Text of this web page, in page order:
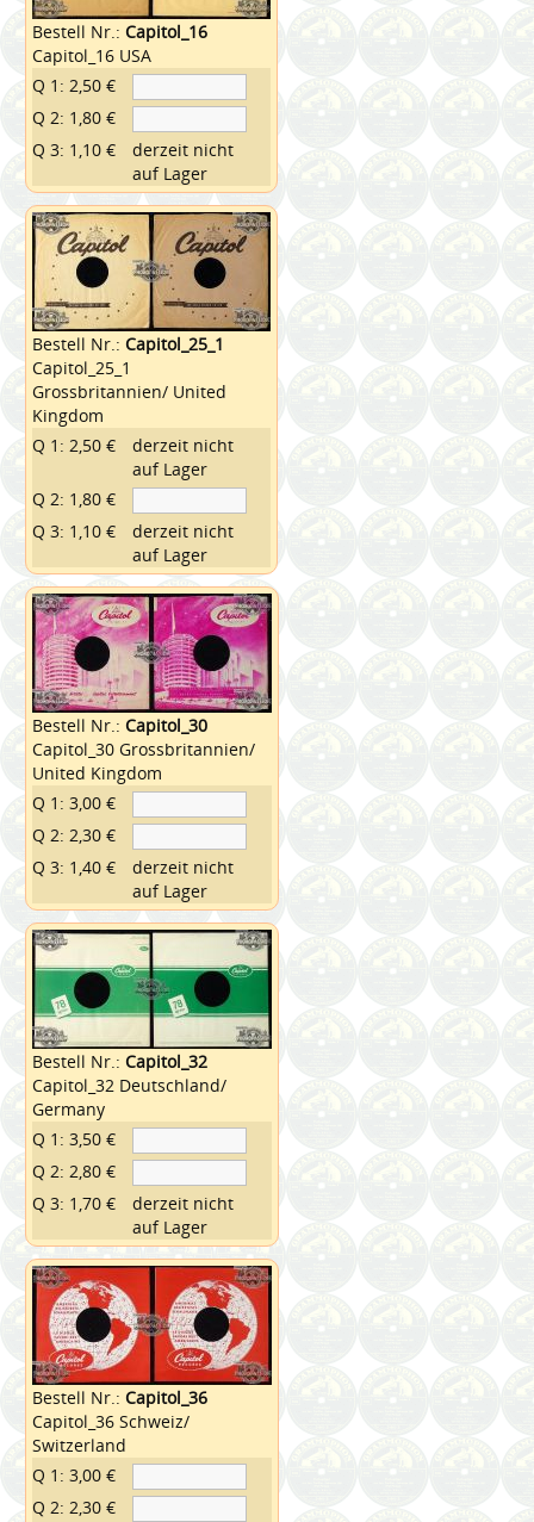
Bestell Nr.:Capitol_16
Capitol_16 USA
Q 1: 2,50 €
Q 2: 1,80 €
Q 3: 1,10 €
derzeit nicht
auf Lager
Bestell Nr.:Capitol_25_1
Capitol_25_1
Grossbritannien/ United
Kingdom
Q 1: 2,50 €
derzeit nicht
auf Lager
Q 2: 1,80 €
Q 3: 1,10 €
derzeit nicht
auf Lager
Bestell Nr.:Capitol_30
Capitol_30 Grossbritannien/
United Kingdom
Q 1: 3,00 €
Q 2: 2,30 €
Q 3: 1,40 €
derzeit nicht
auf Lager
Bestell Nr.:Capitol_32
Capitol_32 Deutschland/
Germany
Q 1: 3,50 €
Q 2: 2,80 €
Q 3: 1,70 €
derzeit nicht
auf Lager
Bestell Nr.:Capitol_36
Capitol_36 Schweiz/
Switzerland
Q 1: 3,00 €
Q 2: 2,30 €